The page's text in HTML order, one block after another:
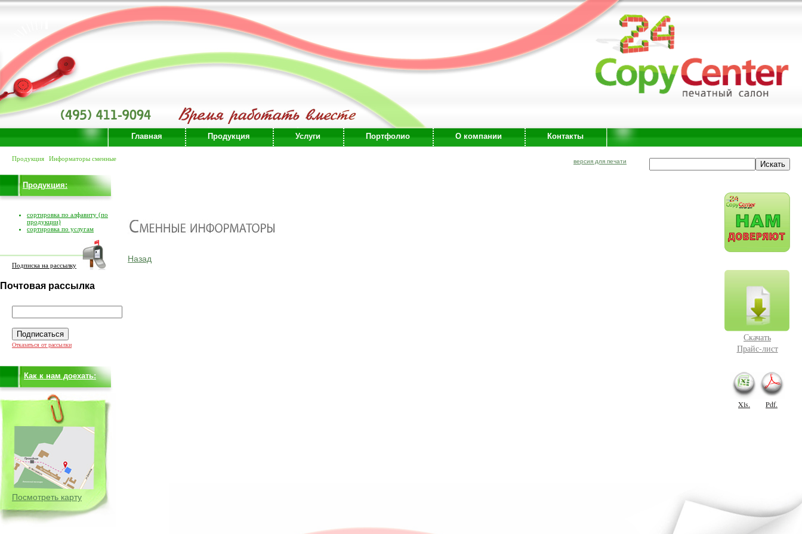
версия для печати
Главная Продукция Услуги Портфолио О компании Контакты
Продукция Информаторы сменные
Продукция:
сортировка по алфавиту (по
продукции)
сортировка по услугам
Подписка на рассылку
Почтовая рассылка
Отказаться от рассылки
Как к нам доехать:
Посмотреть карту
Скачать
Прайс-лист
Xls. Pdf.
Назад